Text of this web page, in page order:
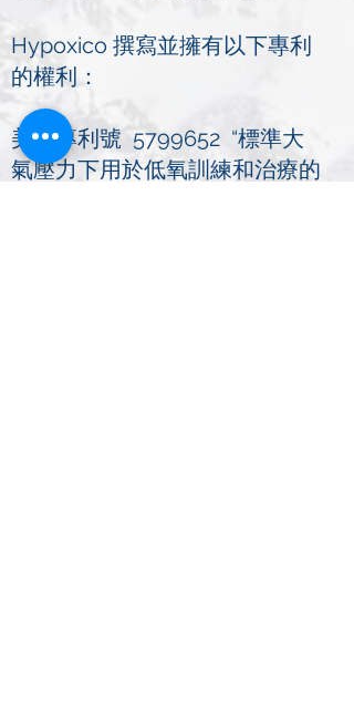
Hypoxico 撰寫並擁有以下專利
的權利：
美國專利號 5799652 “標準大
氣壓力下用於低氧訓練和治療的